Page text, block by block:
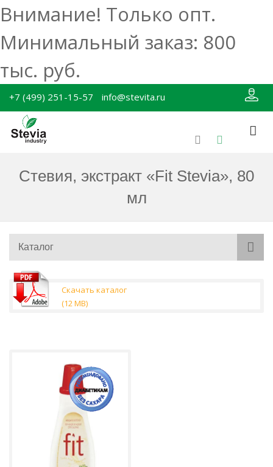
Внимание! Только опт.
Минимальный заказ: 800
тыс. руб.
+7 (499) 251-15-57 info@stevita.ru
Стевия, экстракт «Fit Stevia», 80
мл
Каталог
Скачать каталог
(12 MB)